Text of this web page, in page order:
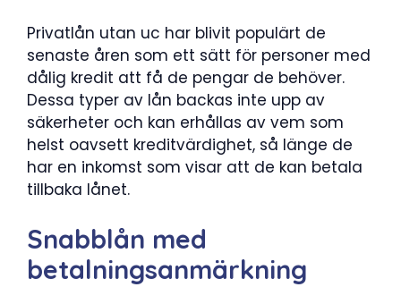
Privatlån utan uc har blivit populärt de
senaste åren som ett sätt för personer med
dålig kredit att få de pengar de behöver.
Dessa typer av lån backas inte upp av
säkerheter och kan erhållas av vem som
helst oavsett kreditvärdighet, så länge de
har en inkomst som visar att de kan betala
tillbaka lånet.
Snabblån med
betalningsanmärkning